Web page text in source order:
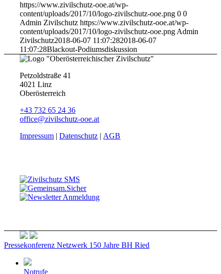
https://www.zivilschutz-ooe.at/wp-
content/uploads/2017/10/logo-zivilschutz-ooe.png 0 0
Admin Zivilschutz https://www.zivilschutz-ooe.at/wp-
content/uploads/2017/10/logo-zivilschutz-ooe.png Admin
Zivilschutz2018-06-07 11:07:282018-06-07
11:07:28Blackout-Podiumsdiskussion
Petzoldstraße 41
4021 Linz
Oberösterreich
+43 732 65 24 36
office@zivilschutz-ooe.at
Impressum |Datenschutz |AGB
Pressekonferenz Netzwerk 150 Jahre BH Ried
Notrufe